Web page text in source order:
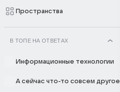
Пространства
В ТОПЕ НА ОТВЕТАХ
Информационные технологии
А сейчас что-то совсем другое